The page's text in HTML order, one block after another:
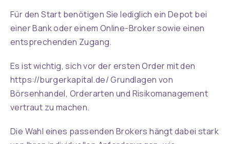
Für den Start benötigen Sie lediglich ein Depot bei
einer Bank oder einem Online-Broker sowie einen
entsprechenden Zugang.
Es ist wichtig, sich vor der ersten Order mit den
https://burgerkapital.de/Grundlagen von
Börsenhandel, Orderarten und Risikomanagement
vertraut zu machen.
Die Wahl eines passenden Brokers hängt dabei stark